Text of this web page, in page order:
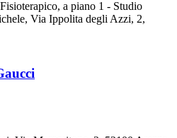
a piano 1 - Studio
Via Ippolita degli Azzi, 2,